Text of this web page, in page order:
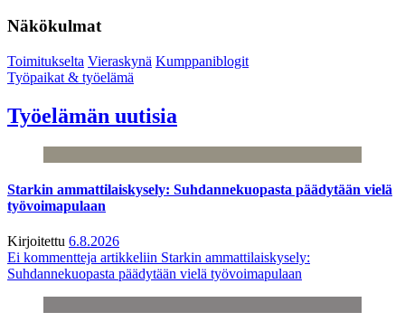
Näkökulmat
Toimitukselta Vieraskynä Kumppaniblogit
Työpaikat & työelämä
Työelämän uutisia
Starkin ammattilaiskysely: Suhdannekuopasta päädytään vielä
työvoimapulaan
Kirjoitettu 6.8.2026
Ei kommentteja artikkeliin Starkin ammattilaiskysely:
Suhdannekuopasta päädytään vielä työvoimapulaan